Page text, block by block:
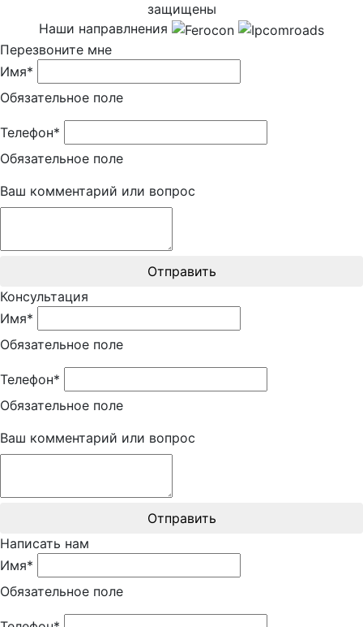
защищены
Наши направлнения
Перезвоните мне
Имя*
Обязательное поле
Телефон*
Обязательное поле
Ваш комментарий или вопрос
Отправить
Консультация
Имя*
Обязательное поле
Телефон*
Обязательное поле
Ваш комментарий или вопрос
Отправить
Написать нам
Имя*
Обязательное поле